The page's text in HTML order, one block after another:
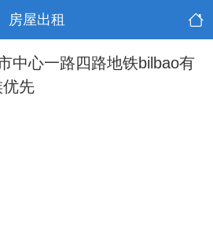
房屋出租
中心一路四路地铁bilbao有
优先